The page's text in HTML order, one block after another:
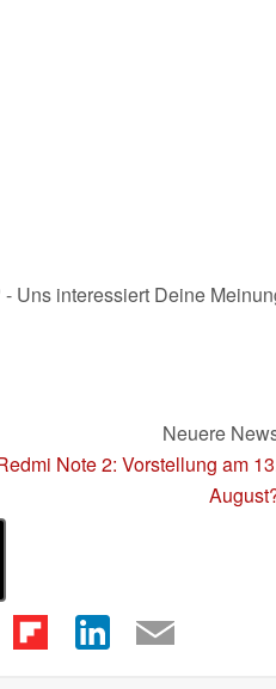
Uns interessiert Deine
Neuere
Note 2: Vorstellung am